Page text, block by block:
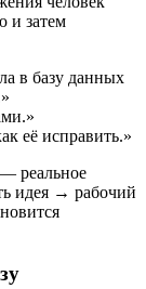
и затем
в базу данных
её исправить.»
реальное
идея → рабочий